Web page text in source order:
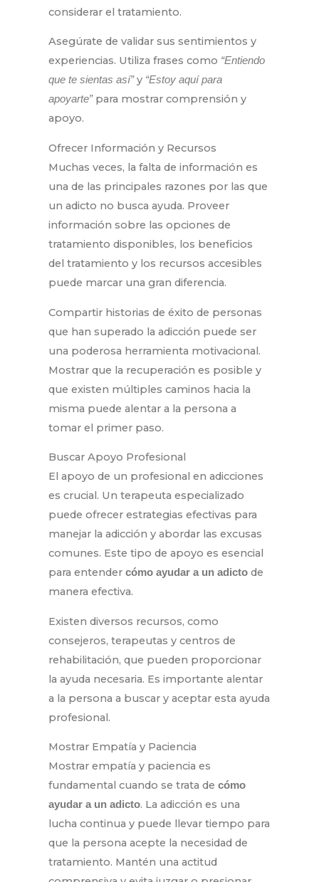
considerar el tratamiento.
Asegúrate de validar sus sentimientos y
experiencias. Utiliza frases como “Entiendo
que te sientas así”y “Estoy aquí para
apoyarte”para mostrar comprensión y
apoyo.
Ofrecer Información y Recursos
Muchas veces, la falta de información es
una de las principales razones por las que
un adicto no busca ayuda. Proveer
información sobre las opciones de
tratamiento disponibles, los beneficios
del tratamiento y los recursos accesibles
puede marcar una gran diferencia.
Compartir historias de éxito de personas
que han superado la adicción puede ser
una poderosa herramienta motivacional.
Mostrar que la recuperación es posible y
que existen múltiples caminos hacia la
misma puede alentar a la persona a
tomar el primer paso.
Buscar Apoyo Profesional
El apoyo de un profesional en adicciones
es crucial. Un terapeuta especializado
puede ofrecer estrategias efectivas para
manejar la adicción y abordar las excusas
comunes. Este tipo de apoyo es esencial
para entender cómo ayudar a un adictode
manera efectiva.
Existen diversos recursos, como
consejeros, terapeutas y centros de
rehabilitación, que pueden proporcionar
la ayuda necesaria. Es importante alentar
a la persona a buscar y aceptar esta ayuda
profesional.
Mostrar Empatía y Paciencia
Mostrar empatía y paciencia es
fundamental cuando se trata de cómo
ayudar a un adicto. La adicción es una
lucha continua y puede llevar tiempo para
que la persona acepte la necesidad de
tratamiento. Mantén una actitud